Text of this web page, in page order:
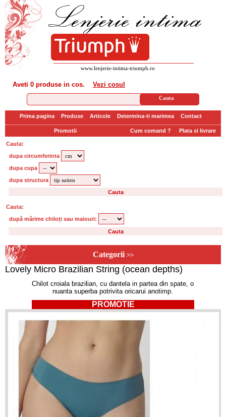
www.lenjerie-intima-triumph.ro
Aveti 0 produse in cos. Vezi cosul
Prima pagina Produse Articole Determina-ti marimea Contact
Promotii Cum comand ? Plata si livrare
Cauta:
dupa circumferinta
dupa cupa
dupa structura
Cauta:
după mărime chiloți sau maiouri:
Categorii >>
Lovely Micro Brazilian String (ocean depths)
Chilot croiala brazilian, cu dantela in partea din spate, o
nuanta superba potrivita oricarui anotimp.
PROMOTIE